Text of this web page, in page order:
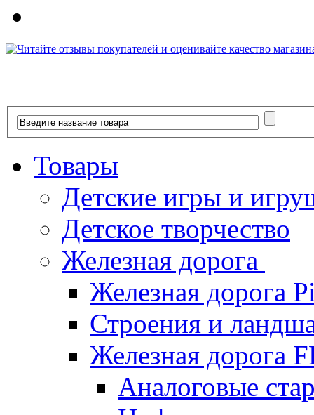
Товары
Детские игры и
Детское творчество
Железная дорога
Железная дорога
Строения и
Железная дорога
Аналоговые